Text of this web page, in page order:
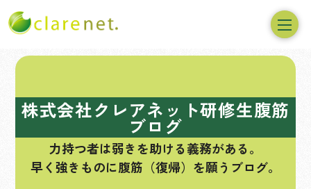
株式会社クレアネット研修生腹筋
ブログ
力持つ者は弱きを助ける義務がある。
早く強きものに腹筋（復帰）を願うブログ。